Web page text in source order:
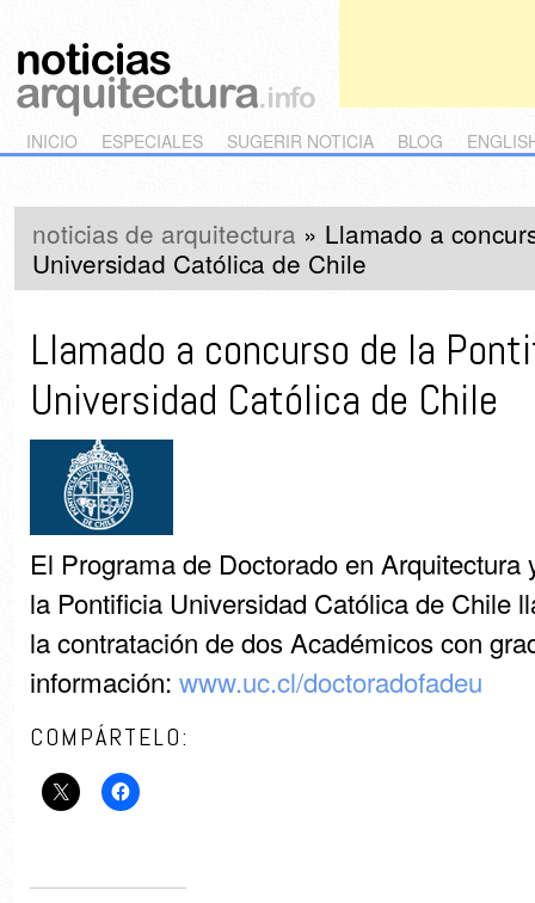
Main menu
Skip to primary content
Skip to secondary content
INICIO ESPECIALES SUGERIR NOTICIA BLOG
noticias de arquitectura » Llamado a
Universidad Católica de Chile
Llamado a concurso de la
Universidad Católica de Chile
El Programa de Doctorado en Arquitectura
la Pontificia Universidad Católica de Chile
la contratación de dos Académicos con
información: www.uc.cl/doctoradofadeu
COMPÁRTELO: